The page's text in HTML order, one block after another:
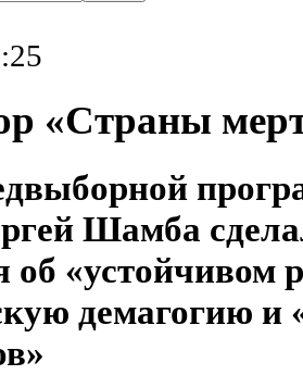
«Страны
Шамба
об «устойчивом
демагогию и